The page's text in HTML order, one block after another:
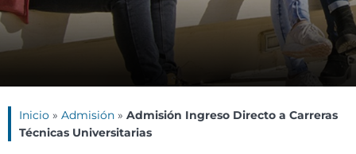
Inicio » Admisión » Admisión Ingreso Directo a Carreras
Técnicas Universitarias